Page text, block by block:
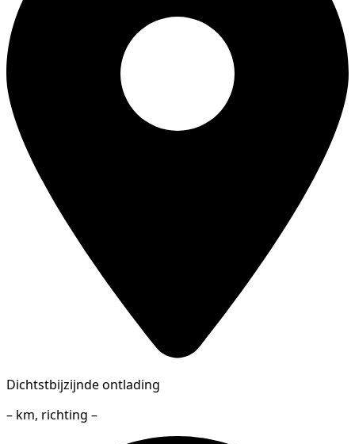
Dichtstbijzijnde ontlading
– km, richting –